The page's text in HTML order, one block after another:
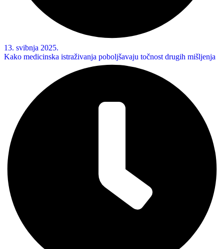
13. svibnja 2025.
Kako medicinska istraživanja poboljšavaju točnost drugih mišljenja